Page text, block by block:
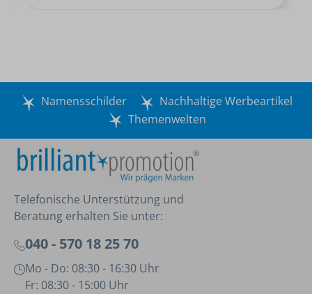
Namensschilder
Nachhaltige Werbeartikel
Themenwelten
Telefonische Unterstützung und
Beratung erhalten Sie unter:
040 - 570 18 25 70
Mo - Do: 08:30 - 16:30 Uhr
Fr: 08:30 - 15:00 Uhr